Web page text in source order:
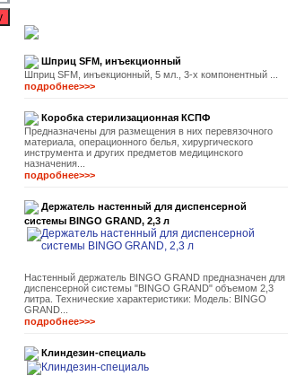
Шприц SFM, инъекционный
Шприц SFM, инъекционный, 5 мл., 3-х компонентный ...
подробнее>>>
Коробка стерилизационная КСПФ
Предназначены для размещения в них перевязочного
материала, операционного белья, хирургического
инструмента и других предметов медицинского
назначения...
подробнее>>>
Держатель настенный для диспенсерной
системы BINGO GRAND, 2,3 л
Настенный держатель BINGO GRAND предназначен для
диспенсерной системы "BINGO GRAND" объемом 2,3
литра. Технические характеристики: Модель: BINGO
GRAND...
подробнее>>>
Клиндезин-специаль